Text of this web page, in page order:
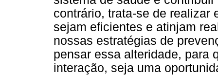
contrário, trata-se de realizar
sejam eficientes e atinjam
nossas estratégias de
pensar essa alteridade, para
interação, seja uma